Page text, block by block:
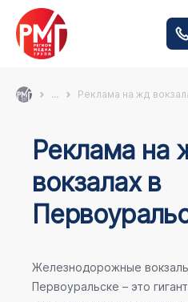
... Реклама на жд
Реклама на
вокзалах в
Железнодорожные
Первоуральске – это